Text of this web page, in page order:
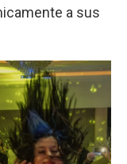
a sus